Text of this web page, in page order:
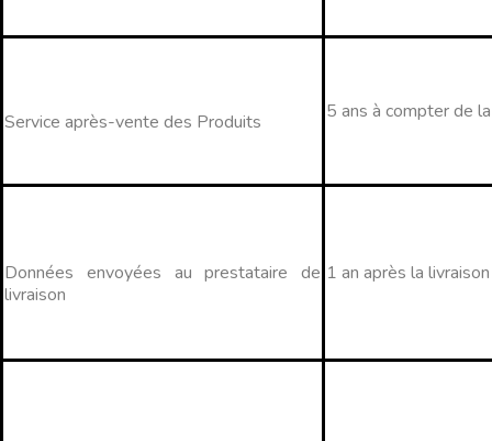
Service après-vente des Produits 5 ans à compter de
Données envoyées au prestataire de
livraison
1 an après la